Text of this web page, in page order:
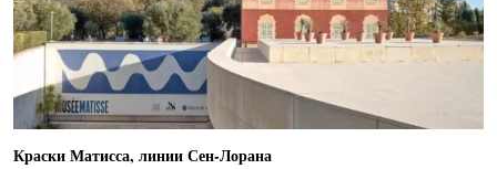
Краски Матисса, линии Сен-Лорана